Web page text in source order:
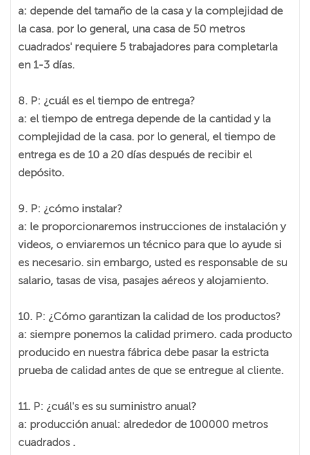
a: depende del tamaño de la casa y la complejidad de
la casa. por lo general, una casa de 50 metros
cuadrados' requiere 5 trabajadores para completarla
en 1-3 días.
8. P: ¿cuál es el tiempo de entrega?
a: el tiempo de entrega depende de la cantidad y la
complejidad de la casa. por lo general, el tiempo de
entrega es de 10 a 20 días después de recibir el
depósito.
9. P: ¿cómo instalar?
a: le proporcionaremos instrucciones de instalación y
videos, o enviaremos un técnico para que lo ayude si
es necesario. sin embargo, usted es responsable de su
salario, tasas de visa, pasajes aéreos y alojamiento.
10. P: ¿Cómo garantizan la calidad de los productos?
a: siempre ponemos la calidad primero. cada producto
producido en nuestra fábrica debe pasar la estricta
prueba de calidad antes de que se entregue al cliente.
11. P: ¿cuál's es su suministro anual?
a: producción anual: alrededor de 100000 metros
cuadrados .